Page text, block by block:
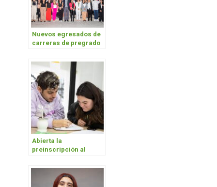
Nuevos egresados de
carreras de pregrado
Abierta la
preinscripción al
concurso de
Estudiantes Asistentes